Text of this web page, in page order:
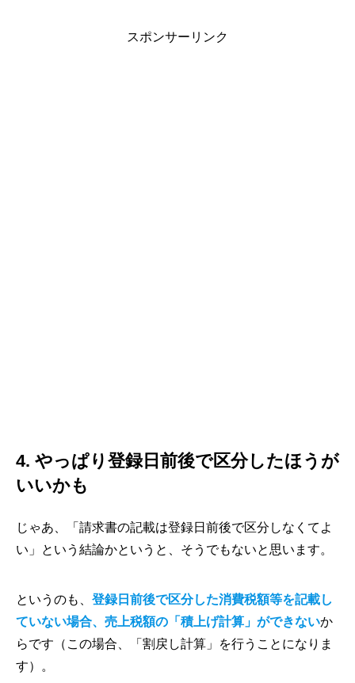
スポンサーリンク
4. やっぱり登録日前後で区分したほうが
いいかも
じゃあ、「請求書の記載は登録日前後で区分しなくてよ
い」という結論かというと、そうでもないと思います。
というのも、 登録日前後で区分した消費税額等を記載し
ていない場合、売上税額の「積上げ計算」ができないか
らです（この場合、「割戻し計算」を行うことになりま
す）。